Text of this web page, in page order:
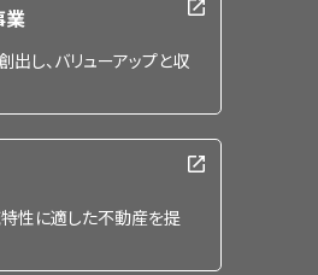
業
し、バリューアップと収
性に適した不動産を提